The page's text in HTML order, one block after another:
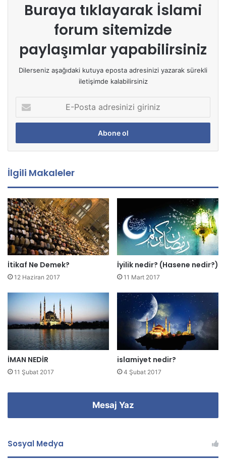
Buraya tıklayarak İslami
forum sitemizde
paylaşımlar yapabilirsiniz
Dilerseniz aşağıdaki kutuya eposta adresinizi yazarak sürekli
iletişimde kalabilirsiniz
P
s
a
d
r
e
s
i
n
i
z
g
i
i
n
İlgili Makaleler
İtikaf Ne Demek?
12 Haziran 2017
İyilik nedir? (Hasene nedir?)
11 Mart 2017
İMAN NEDİR
11 Şubat 2017
islamiyet nedir?
4 Şubat 2017
Mesaj Yaz
Sosyal Medya